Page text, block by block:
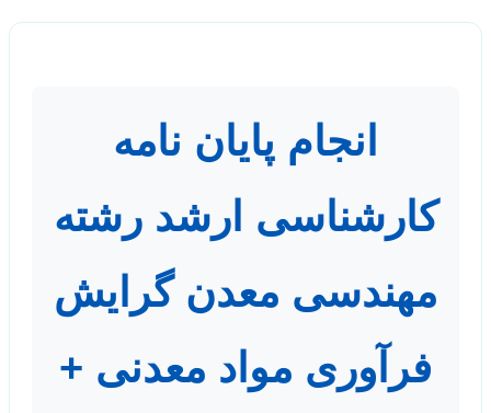
انجام پایان نامه
کارشناسی ارشد رشته
مهندسی معدن گرایش
فرآوری مواد معدنی +